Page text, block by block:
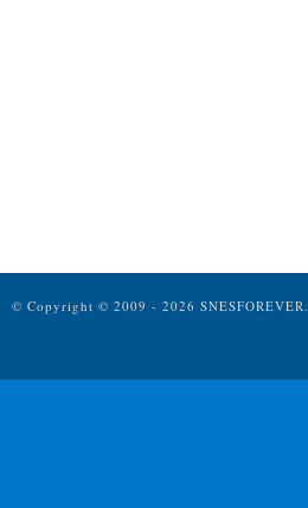
© Copyright © 2009 - 2026 SNESFOREVER.